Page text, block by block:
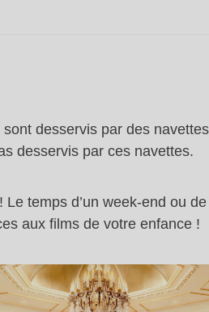
desservis par des
desservis par ces navettes.
! Le temps d’un week-end ou
aux films de votre enfance !